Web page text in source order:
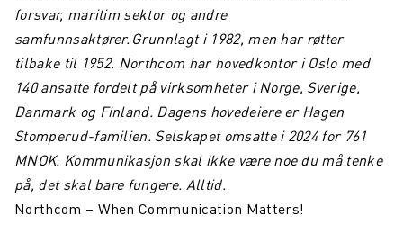
forsvar, maritim sektor og andre
samfunnsaktører. Grunnlagt i 1982, men har røtter
tilbake til 1952. Northcom har hovedkontor i Oslo med
140 ansatte fordelt på virksomheter i Norge, Sverige,
Danmark og Finland. Dagens hovedeiere er Hagen
Stomperud-familien. Selskapet omsatte i 2024 for 761
MNOK. Kommunikasjon skal ikke være noe du må tenke
på, det skal bare fungere. Alltid.
Northcom – When Communication Matters!